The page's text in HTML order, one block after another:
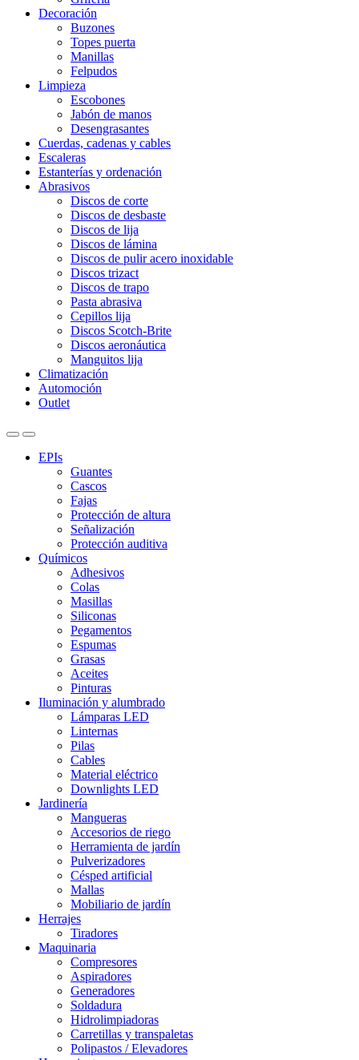
Decoración
Buzones
Topes puerta
Manillas
Felpudos
Limpieza
Escobones
Jabón de manos
Desengrasantes
Cuerdas, cadenas y cables
Escaleras
Estanterías y ordenación
Abrasivos
Discos de corte
Discos de desbaste
Discos de lija
Discos de lámina
Discos de pulir acero inoxidable
Discos trizact
Discos de trapo
Pasta abrasiva
Cepillos lija
Discos Scotch-Brite
Discos aeronáutica
Manguitos lija
Climatización
Automoción
Outlet
EPIs
Guantes
Cascos
Fajas
Protección de altura
Señalización
Protección auditiva
Químicos
Adhesivos
Colas
Masillas
Siliconas
Pegamentos
Espumas
Grasas
Aceites
Pinturas
Iluminación y alumbrado
Lámparas LED
Linternas
Pilas
Cables
Material eléctrico
Downlights LED
Jardinería
Mangueras
Accesorios de riego
Herramienta de jardín
Pulverizadores
Césped artificial
Mallas
Mobiliario de jardín
Herrajes
Tiradores
Maquinaria
Compresores
Aspiradores
Generadores
Soldadura
Hidrolimpiadoras
Carretillas y transpaletas
Polipastos / Elevadores